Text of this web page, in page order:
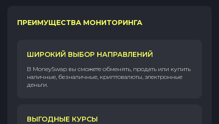
ПРЕИМУЩЕСТВА МОНИТОРИНГА
ШИРОКИЙ ВЫБОР НАПРАВЛЕНИЙ
В MoneySwap вы сможете обменять, продать или купить
наличные, безналичные, криптовалюты, электронные
деньги.
ВЫГОДНЫЕ КУРСЫ